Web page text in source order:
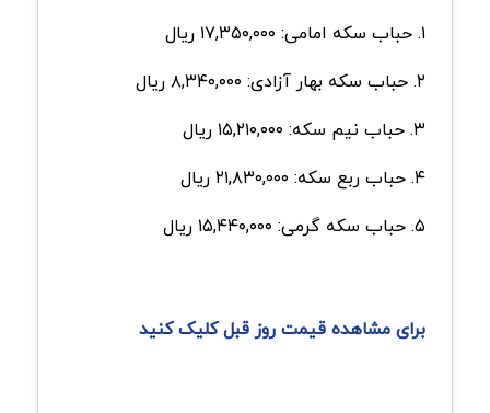
۱. حباب سکه امامی: ۱۷,۳۵۰,۰۰۰ ریال
۲. حباب سکه بهار آزادی: ۸,۳۴۰,۰۰۰ ریال
۳. حباب نیم سکه: ۱۵,۲۱۰,۰۰۰ ریال
۴. حباب ربع سکه: ۲۱,۸۳۰,۰۰۰ ریال
۵. حباب سکه گرمی: ۱۵,۴۴۰,۰۰۰ ریال
برای مشاهده قیمت روز قبل کلیک کنید